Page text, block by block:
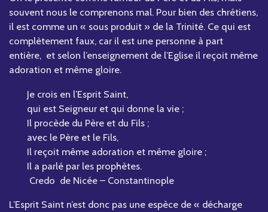
souvent nous le comprenons mal. Pour bien des chrétiens,
il est comme un « sous produit » de la Trinité. Ce qui est
complètement faux, car il est une personne à part
entière, et selon l’enseignement de l’Eglise il reçoit même
adoration et même gloire.
Je crois en l’Esprit Saint,
qui est Seigneur et qui donne la vie ;
Il procède du Père et du Fils ;
avec le Père et le Fils,
Il reçoit même adoration et même gloire ;
Il a parlé par les prophètes.
Credo de Nicée – Constantinople
L’Esprit Saint n’est donc pas une espèce de « décharge